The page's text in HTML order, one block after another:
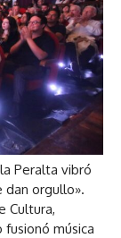
Peralta vibró
dan orgullo».
Cultura,
música